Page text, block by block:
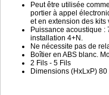
Peut être utilisée
portier à appel
et en extension des kits
Puissance acoustique :
installation 4+N.
Ne nécessite pas de
Boîtier en ABS blanc.
2 Fils - 5 Fils
Dimensions (HxLxP)